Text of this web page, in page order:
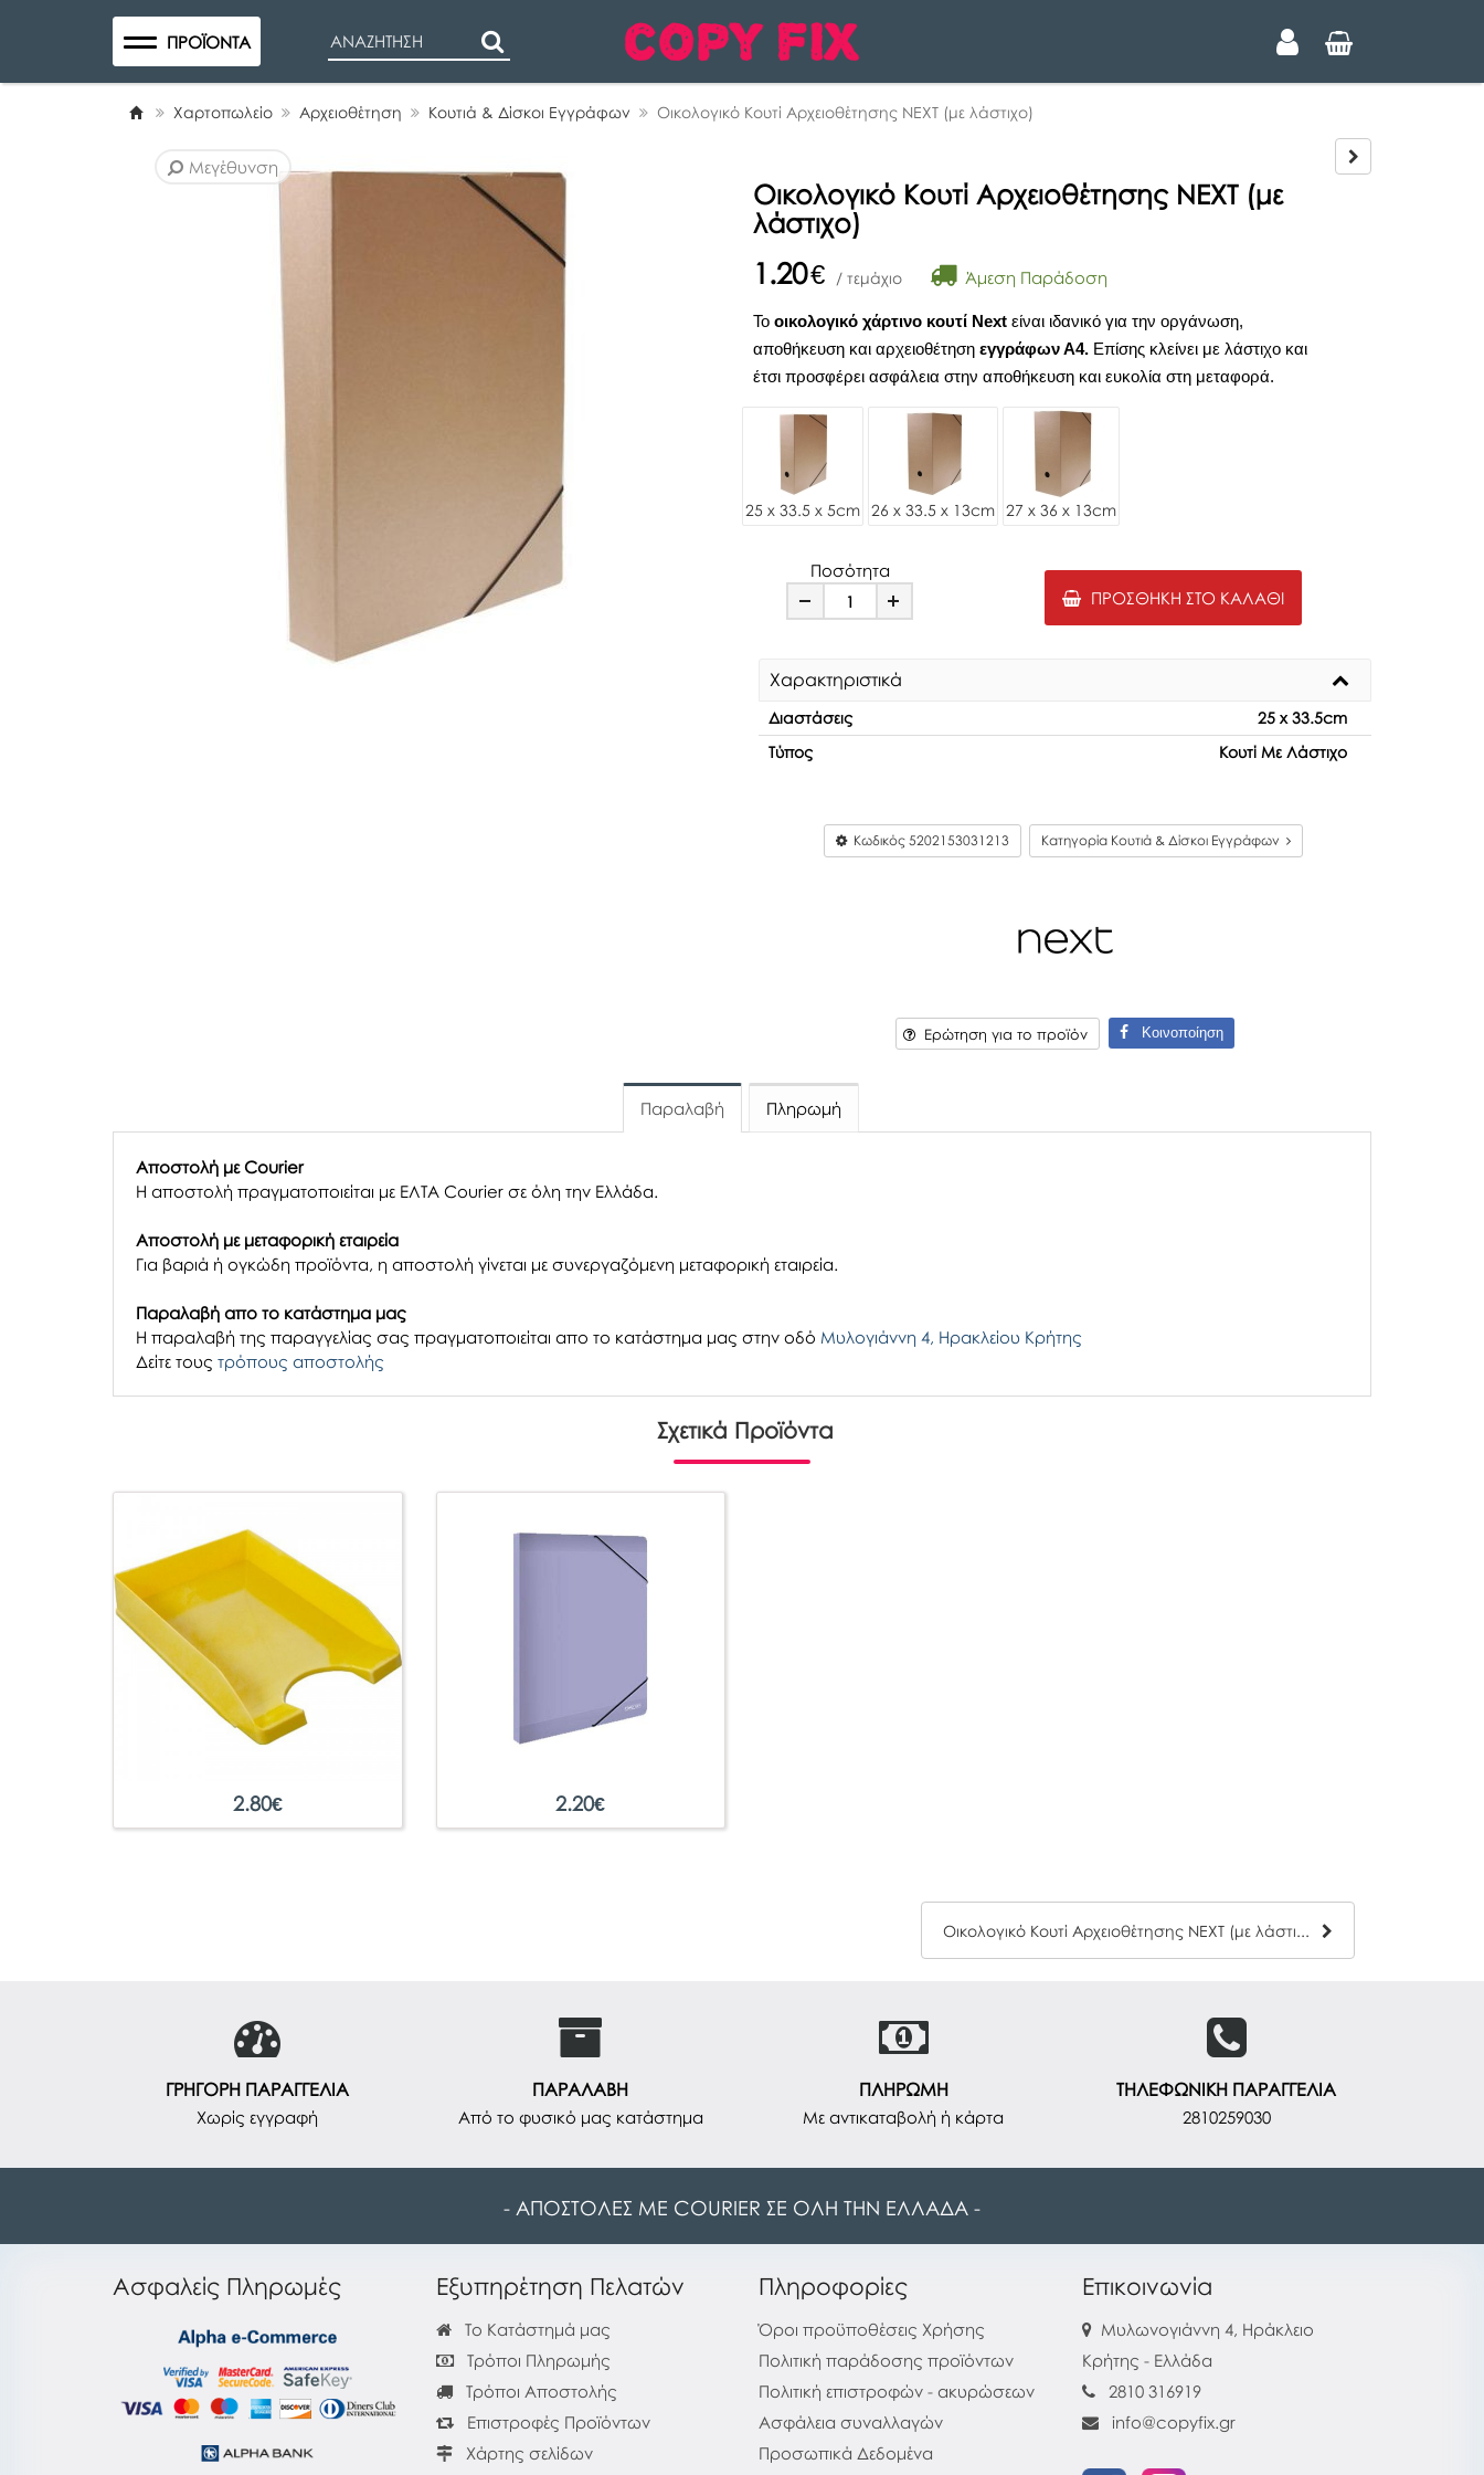
ΠΡΟΪΌΝΤΑ
Χαρτοπωλείο Αρχειοθέτηση Κουτιά & Δίσκοι Εγγράφων Οικολογικό Κουτί Αρχειοθέτησης NEXT (με λάστιχο)
Μεγέθυνση
e
Οικολογικό Κουτί Αρχειοθέτησης NEXT (με
λάστιχο)
1.20€ / τεμάχιο Άμεση Παράδοση
Το οικολογικό χάρτινο κουτί Next είναι ιδανικό για την οργάνωση,
αποθήκευση και αρχειοθέτηση εγγράφων Α4. Επίσης κλείνει με λάστιχο και
έτσι προσφέρει ασφάλεια στην αποθήκευση και ευκολία στη μεταφορά.
25 x 33.5 x 5cm 26 x 33.5 x 13cm 27 x 36 x 13cm
Ποσότητα
Plus
ΠΡΟΣΘΉΚΗ ΣΤΟ ΚΑΛΆΘΙ
Χαρακτηριστικά
Διαστάσεις
25 x 33.5cm
Τύπος
Κουτί Με Λάστιχο
Κωδικός 5202153031213 Κατηγορία Κουτιά & Δίσκοι Εγγράφων
Ερώτηση για το προϊόν Κοινοποίηση
Παραλαβή Πληρωμή
Αποστολή με Courier
Η αποστολή πραγματοποιείται με ΕΛΤΑ Courier σε όλη την Ελλάδα.
Αποστολή με μεταφορική εταιρεία
Για βαριά ή ογκώδη προϊόντα, η αποστολή γίνεται με συνεργαζόμενη μεταφορική εταιρεία.
Παραλαβή απο το κατάστημα μας
H παραλαβή της παραγγελίας σας πραγματοποιείται απο το κατάστημα μας στην οδό Μυλογιάννη 4, Ηρακλείου Κρήτης
Δείτε τους τρόπους αποστολής
Σχετικά Προϊόντα
2.80€ 2.20€
Οικολογικό Κουτί Αρχειοθέτησης NEXT (με λάστιχο)
ΓΡΗΓΟΡΗ ΠΑΡΑΓΓΕΛΙΑ
Χωρίς εγγραφή
ΠΑΡΑΛΑΒΗ
Από το φυσικό μας κατάστημα
ΠΛΗΡΩΜΗ
Με αντικαταβολή ή κάρτα
ΤΗΛΕΦΩΝΙΚΗ ΠΑΡΑΓΓΕΛΙΑ
2810259030
- ΑΠΟΣΤΟΛΕΣ ΜΕ COURIER ΣΕ ΟΛΗ ΤΗΝ ΕΛΛΑΔΑ -
Ασφαλείς Πληρωμές Εξυπηρέτηση Πελατών
Το Κατάστημά μας
Τρόποι Πληρωμής
Τρόποι Αποστολής
Επιστροφές Προϊόντων
Χάρτης σελίδων
Πληροφορίες
Όροι προϋποθέσεις Χρήσης
Πολιτική παράδοσης προϊόντων
Πολιτική επιστροφών - ακυρώσεων
Ασφάλεια συναλλαγών
Προσωπικά Δεδομένα
Επικοινωνία
Μυλωνογιάννη 4, Ηράκλειο
Κρήτης - Ελλάδα
2810 316919
info@copyfix.gr